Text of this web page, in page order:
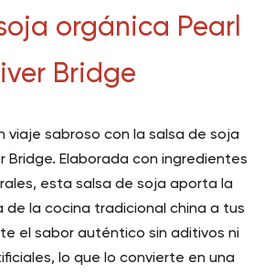
orgánica Pearl
Bridge
viaje sabroso con la salsa de soja
Bridge. Elaborada con ingredientes
esta salsa de soja aporta la
de la cocina tradicional china a tus
el sabor auténtico sin aditivos ni
lo que lo convierte en una